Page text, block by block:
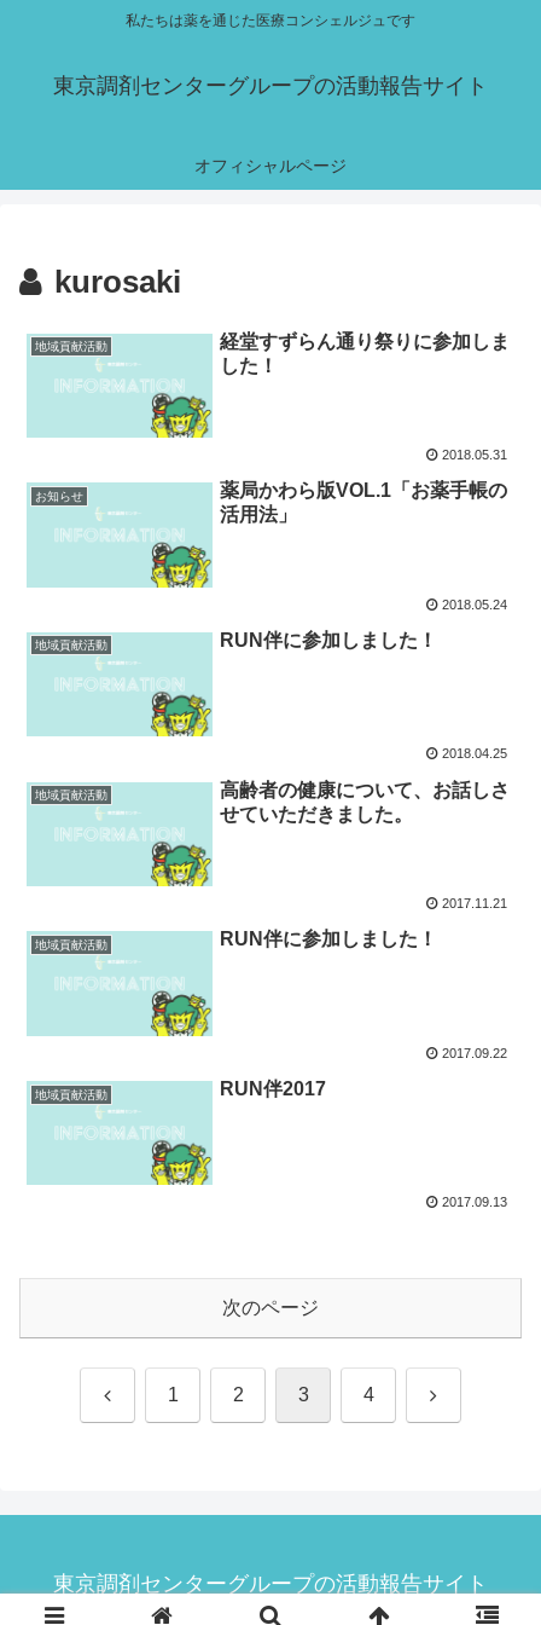
私たちは薬を通じた医療コンシェルジュです
東京調剤センターグループの活動報告サイト
オフィシャルページ
kurosaki
地域貢献活動
経堂すずらん通り祭りに参加しま
した！
2018.05.31
お知らせ
薬局かわら版VOL.1「お薬手帳の
活用法」
2018.05.24
地域貢献活動 RUN伴に参加しました！
2018.04.25
地域貢献活動
高齢者の健康について、お話しさ
せていただきました。
2017.11.21
地域貢献活動 RUN伴に参加しました！
2017.09.22
地域貢献活動 RUN伴2017
2017.09.13
次のページ
前 1 2 3 4 次
東京調剤センターグループの活動報告サイト
© 2010 東京調剤センターグループの活動報告サイト.